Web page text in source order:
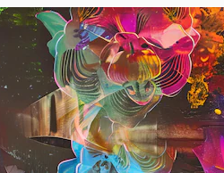
criativa para você direcionar
melhor trabalho. Mais de 1 milhão de
entre criativos, empresas,